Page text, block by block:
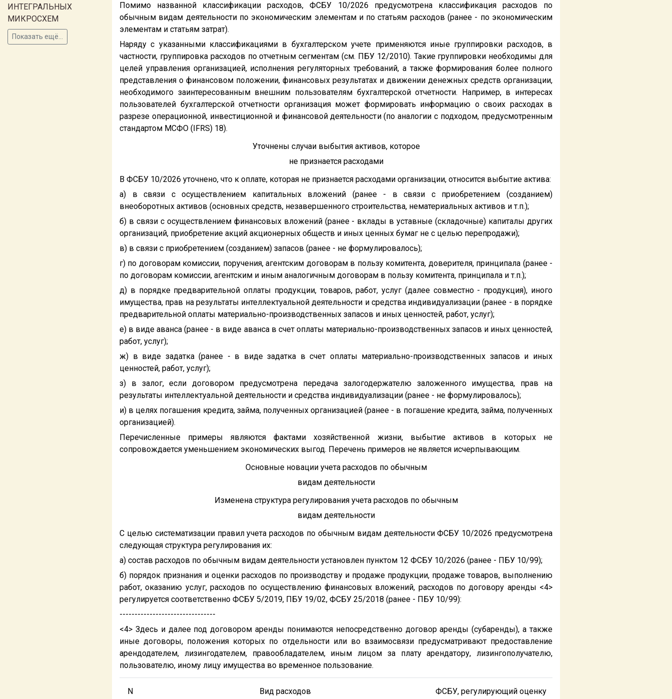
ИНТЕГРАЛЬНЫХ
МИКРОСХЕМ
Показать ещё...
Помимо названной классификации расходов, ФСБУ 10/2026 предусмотрена классификация расходов по
обычным видам деятельности по экономическим элементам и по статьям расходов (ранее - по экономическим
элементам и статьям затрат).
Наряду с указанными классификациями в бухгалтерском учете применяются иные группировки расходов, в
частности, группировка расходов по отчетным сегментам (см. ПБУ 12/2010). Такие группировки необходимы для
целей управления организацией, исполнения регуляторных требований, а также формирования более полного
представления о финансовом положении, финансовых результатах и движении денежных средств организации,
необходимого заинтересованным внешним пользователям бухгалтерской отчетности. Например, в интересах
пользователей бухгалтерской отчетности организация может формировать информацию о своих расходах в
разрезе операционной, инвестиционной и финансовой деятельности (по аналогии с подходом, предусмотренным
стандартом МСФО (IFRS) 18).
Уточнены случаи выбытия активов, которое
не признается расходами
В ФСБУ 10/2026 уточнено, что к оплате, которая не признается расходами организации, относится выбытие актива:
а) в связи с осуществлением капитальных вложений (ранее - в связи с приобретением (созданием)
внеоборотных активов (основных средств, незавершенного строительства, нематериальных активов и т.п.);
б) в связи с осуществлением финансовых вложений (ранее - вклады в уставные (складочные) капиталы других
организаций, приобретение акций акционерных обществ и иных ценных бумаг не с целью перепродажи);
в) в связи с приобретением (созданием) запасов (ранее - не формулировалось);
г) по договорам комиссии, поручения, агентским договорам в пользу комитента, доверителя, принципала (ранее -
по договорам комиссии, агентским и иным аналогичным договорам в пользу комитента, принципала и т.п.);
д) в порядке предварительной оплаты продукции, товаров, работ, услуг (далее совместно - продукция), иного
имущества, прав на результаты интеллектуальной деятельности и средства индивидуализации (ранее - в порядке
предварительной оплаты материально-производственных запасов и иных ценностей, работ, услуг);
е) в виде аванса (ранее - в виде аванса в счет оплаты материально-производственных запасов и иных ценностей,
работ, услуг);
ж) в виде задатка (ранее - в виде задатка в счет оплаты материально-производственных запасов и иных
ценностей, работ, услуг);
з) в залог, если договором предусмотрена передача залогодержателю заложенного имущества, прав на
результаты интеллектуальной деятельности и средства индивидуализации (ранее - не формулировалось);
и) в целях погашения кредита, займа, полученных организацией (ранее - в погашение кредита, займа, полученных
организацией).
Перечисленные примеры являются фактами хозяйственной жизни, выбытие активов в которых не
сопровождается уменьшением экономических выгод. Перечень примеров не является исчерпывающим.
Основные новации учета расходов по обычным
видам деятельности
Изменена структура регулирования учета расходов по обычным
видам деятельности
С целью систематизации правил учета расходов по обычным видам деятельности ФСБУ 10/2026 предусмотрена
следующая структура регулирования их:
а) состав расходов по обычным видам деятельности установлен пунктом 12 ФСБУ 10/2026 (ранее - ПБУ 10/99);
б) порядок признания и оценки расходов по производству и продаже продукции, продаже товаров, выполнению
работ, оказанию услуг, расходов по осуществлению финансовых вложений, расходов по договору аренды <4>
регулируется соответственно ФСБУ 5/2019, ПБУ 19/02, ФСБУ 25/2018 (ранее - ПБУ 10/99):
--------------------------------
<4> Здесь и далее под договором аренды понимаются непосредственно договор аренды (субаренды), а также
иные договоры, положения которых по отдельности или во взаимосвязи предусматривают предоставление
арендодателем, лизингодателем, правообладателем, иным лицом за плату арендатору, лизингополучателю,
пользователю, иному лицу имущества во временное пользование.
N
Вид расходов
ФСБУ, регулирующий оценку